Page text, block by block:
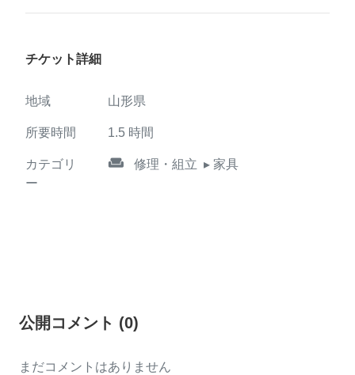
チケット詳細
地域 山形県
所要時間 1.5 時間
カテゴリ
ー
weekend 修理・組立 ▸ 家具
公開コメント (0)
まだコメントはありません